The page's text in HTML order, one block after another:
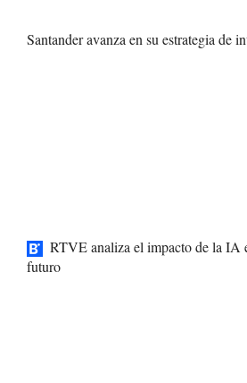
Santander avanza en su estrategia de
RTVE analiza el impacto de la IA
futuro